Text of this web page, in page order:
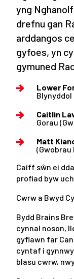
yng
drefnu gan
arddangos
gyfoes, yn
gymuned
Lower
Blynyddol
Caitlin
Gorau
Matt
(Gwobrau
Caiff sŵn ei
profiad byw
Cwrw a Bwyd
Bydd Brains
cynnal noson,
gyflawn far
cyntaf i
blasu cwrw,